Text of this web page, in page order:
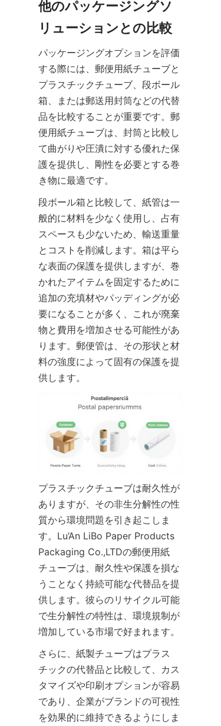
他のパッケージングソ
リューションとの比較
パッケージングオプションを評価
する際には、郵便用紙チューブと
プラスチックチューブ、段ボール
箱、または郵送用封筒などの代替
品を比較することが重要です。郵
便用紙チューブは、封筒と比較し
て曲がりや圧潰に対する優れた保
護を提供し、剛性を必要とする巻
き物に最適です。
段ボール箱と比較して、紙管は一
般的に材料を少なく使用し、占有
スペースも少ないため、輸送重量
とコストを削減します。箱は平ら
な表面の保護を提供しますが、巻
かれたアイテムを固定するために
追加の充填材やパッディングが必
要になることが多く、これが廃棄
物と費用を増加させる可能性があ
ります。郵便管は、その形状と材
料の強度によって固有の保護を提
供します。
プラスチックチューブは耐久性が
ありますが、その非生分解性の性
質から環境問題を引き起こしま
す。Lu’An LiBo Paper Products
Packaging Co.,LTDの郵便用紙
チューブは、耐久性や保護を損な
うことなく持続可能な代替品を提
供します。彼らのリサイクル可能
で生分解性の特性は、環境規制が
増加している市場で好まれます。
さらに、紙製チューブはプラス
チックの代替品と比較して、カス
タマイズや印刷オプションが容易
であり、企業がブランドの可視性
を効果的に維持できるようにしま